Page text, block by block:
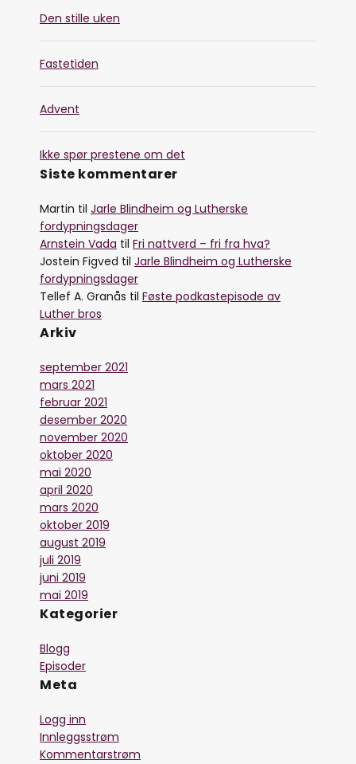
Den stille uken
Fastetiden
Advent
Ikke spør prestene om det
Siste kommentarer
Martin til Jarle Blindheim og Lutherske
fordypningsdager
Arnstein Vada til Fri nattverd – fri fra hva?
Jostein Figved til Jarle Blindheim og Lutherske
fordypningsdager
Tellef A. Granås til Føste podkastepisode av
Luther bros
Arkiv
september 2021
mars 2021
februar 2021
desember 2020
november 2020
oktober 2020
mai 2020
april 2020
mars 2020
oktober 2019
august 2019
juli 2019
juni 2019
mai 2019
Kategorier
Blogg
Episoder
Meta
Logg inn
Innleggsstrøm
Kommentarstrøm